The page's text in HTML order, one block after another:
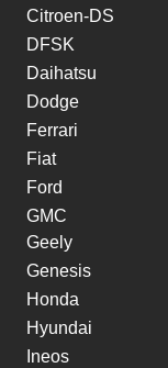
Citroen-DS
DFSK
Daihatsu
Dodge
Ferrari
Fiat
Ford
GMC
Geely
Genesis
Honda
Hyundai
Ineos